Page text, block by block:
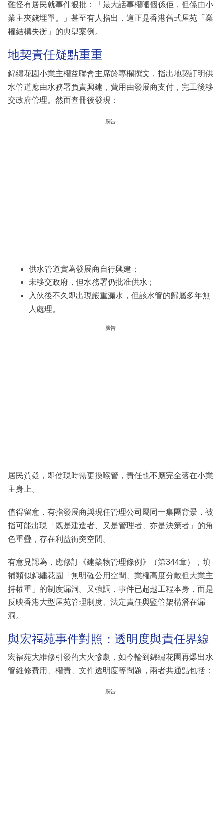
難怪有居民就事件狠批：「最大話事權嗰個係佢，但係由小
業主夾錢埋單。」甚至有人指出，這正是香港舊式屋苑「業
權結構失衡」的典型案例。
地契責任疑點重重
錦繡花園小業主權益聯會主席於專欄撰文，指出地契訂明供
水管道應由水務署負責興建，費用由發展商支付，完工後移
交政府管理。然而查冊後發現：
廣告
供水管道實為發展商自行興建；
未移交政府，但水務署仍批准供水；
入伙後不久即出現嚴重漏水，但該水管的歸屬多年無
人處理。
廣告
居民質疑，即使現時需更換喉管，責任也不應完全落在小業
主身上。
值得留意，有指發展商與現任管理公司屬同一集團背景，被
指可能出現「既是建造者、又是管理者、亦是決策者」的角
色重疊，存在利益衝突空間。
有意見認為，應修訂《建築物管理條例》（第344章），填
補類似錦繡花園「無明確公用空間、業權高度分散但大業主
持權重」的制度漏洞。又強調，事件已超越工程本身，而是
反映香港大型屋苑管理制度、法定責任與監管架構潛在漏
洞。
與宏福苑事件對照：透明度與責任界線
宏福苑大維修引發的大火慘劇，如今輪到錦繡花園再爆出水
管維修費用、權責、文件透明度等問題，兩者共通點包括：
廣告